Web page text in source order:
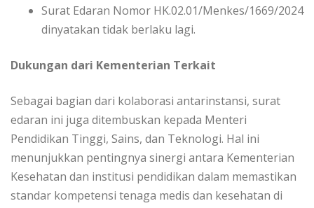
Surat Edaran Nomor HK.02.01/Menkes/1669/2024
dinyatakan tidak berlaku lagi.
Dukungan dari Kementerian Terkait
Sebagai bagian dari kolaborasi antarinstansi, surat
edaran ini juga ditembuskan kepada Menteri
Pendidikan Tinggi, Sains, dan Teknologi. Hal ini
menunjukkan pentingnya sinergi antara Kementerian
Kesehatan dan institusi pendidikan dalam memastikan
standar kompetensi tenaga medis dan kesehatan di